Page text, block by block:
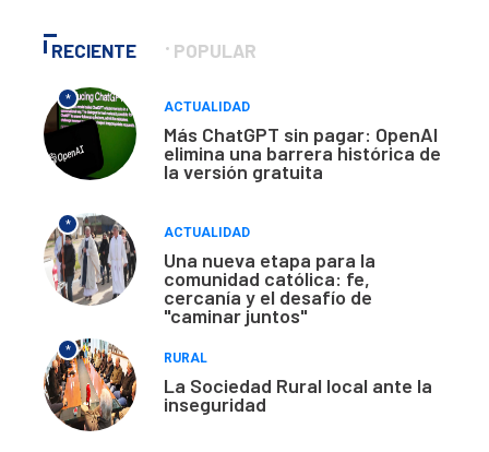
RECIENTE POPULAR
*
ACTUALIDAD
Más ChatGPT sin pagar: OpenAI
elimina una barrera histórica de
la versión gratuita
*
ACTUALIDAD
Una nueva etapa para la
comunidad católica: fe,
cercanía y el desafío de
"caminar juntos"
*
RURAL
La Sociedad Rural local ante la
inseguridad